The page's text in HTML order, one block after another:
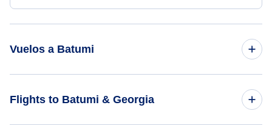
Vuelos a Batumi
Flights to Batumi & Georgia